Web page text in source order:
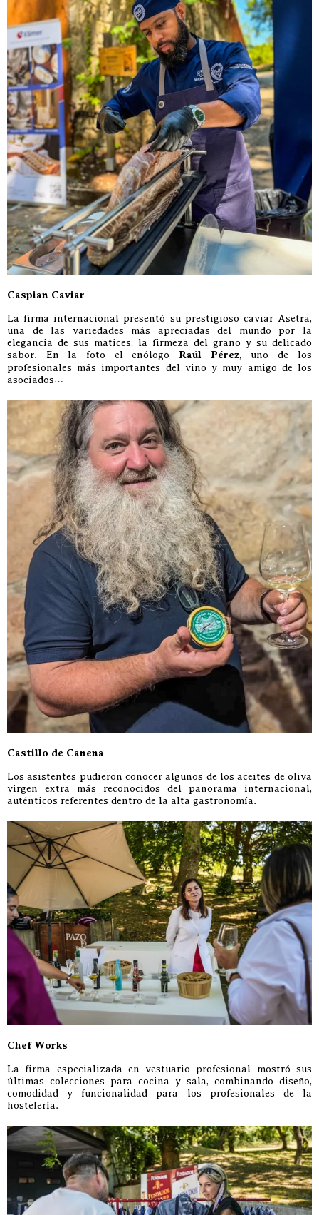
Caspian Caviar
La firma internacional presentó su prestigioso caviar Asetra,
una de las variedades más apreciadas del mundo por la
elegancia de sus matices, la firmeza del grano y su delicado
sabor. En la foto el enólogo Raúl Pérez, uno de los
profesionales más importantes del vino y muy amigo de los
asociados…
Castillo de Canena
Los asistentes pudieron conocer algunos de los aceites de oliva
virgen extra más reconocidos del panorama internacional,
auténticos referentes dentro de la alta gastronomía.
Chef Works
La firma especializada en vestuario profesional mostró sus
últimas colecciones para cocina y sala, combinando diseño,
comodidad y funcionalidad para los profesionales de la
hostelería.